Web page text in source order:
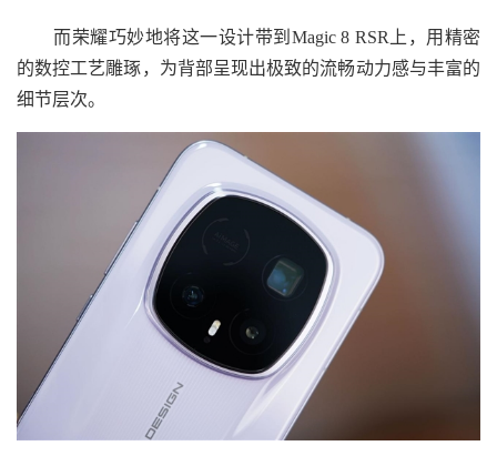
而荣耀巧妙地将这一设计带到Magic 8 RSR上，用精密
的数控工艺雕琢，为背部呈现出极致的流畅动力感与丰富的
细节层次。